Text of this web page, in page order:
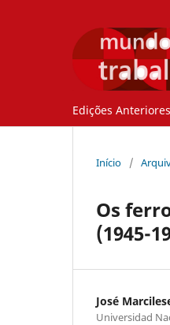
Edições Anteriores
Início /
Os
(1945-
José
Universidad